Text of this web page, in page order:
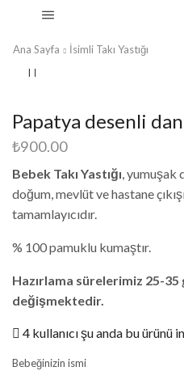
Ana Sayfa İsimli Takı Yastığı
Papatya desenli
₺900.00
Bebek Takı Yastığı ,
doğum, mevlüt ve hastane
tamamlayıcıdır.
% 100 pamuklu kumaştır.
Hazırlama sürelerimiz 25-
değişmektedir.
4 kullanıcı şu anda bu ürünü
Bebeğinizin ismi